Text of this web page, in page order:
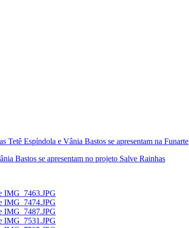
Tetê Espíndola e Vânia Bastos se apresentam na Funarte
Bastos se apresentam no projeto Salve Rainhas